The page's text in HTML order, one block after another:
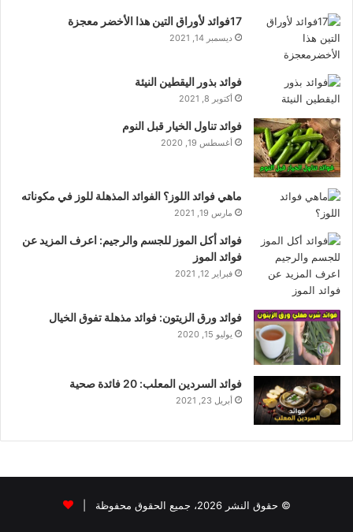
17فوائد لأوراق التين هذا الأخضر معجزة
ديسمبر 14, 2021
فوائد بذور اليقطين النيئة
أكتوبر 8, 2021
فوائد تناول الخيار قبل النوم
أغسطس 19, 2020
ماهي فوائد اللوز؟ الفوائد المذهلة للوز في مكوناته
مارس 19, 2021
فوائد أكل الموز للجسم والرجيم: اعرف المزيد عن
فوائد الموز
فبراير 12, 2021
فوائد ورق الزيتون: فوائد مذهلة تفوق الخيال
يوليو 15, 2020
فوائد السردين المعلب: 20 فائدة صحية
أبريل 23, 2021
© حقوق النشر 2026، جميع الحقوق محفوظة |